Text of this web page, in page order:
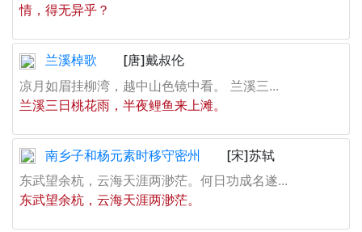
情，得无异乎？
兰溪棹歌
[唐]戴叔伦
凉月如眉挂柳湾，越中山色镜中看。 兰溪三...
兰溪三日桃花雨，半夜鲤鱼来上滩。
南乡子和杨元素时移守密州
[宋]苏轼
东武望余杭，云海天涯两渺茫。何日功成名遂...
东武望余杭，云海天涯两渺茫。